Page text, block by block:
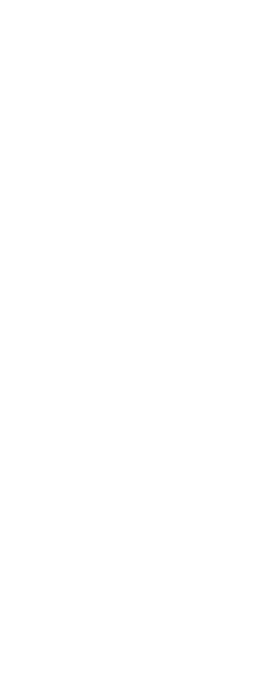
ดก ความหลงใหล
มือระหว่าง Motul และ GCK
ามปรารถนาของเราในการ
ตอรี่แช่น้ำนี้ เพราะเราไม่พบสิ่ง
นหมายความว่ามีความสามาร
องเผาไหม แต่โซลูชั่นของเร
ายังคาดหวังในการวิวัฒนากา